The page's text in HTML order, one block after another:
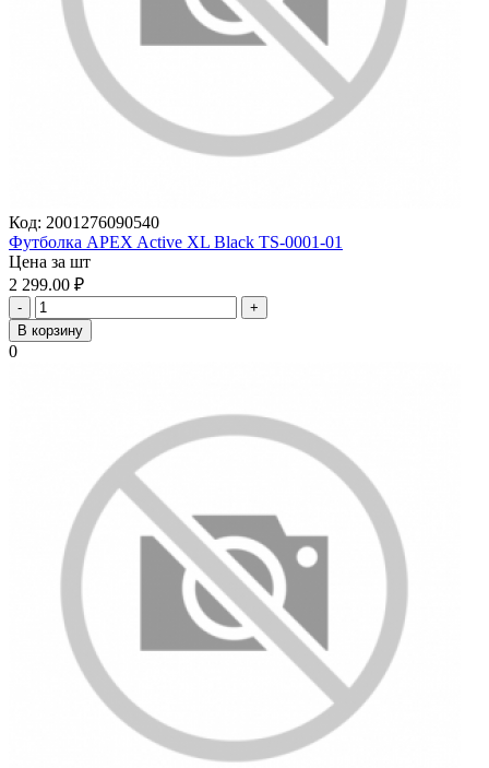
Код: 2001276090540
Футболка APEX Active XL Black TS-0001-01
Цена за шт
2 299.00 ₽
-
+
В корзину
0